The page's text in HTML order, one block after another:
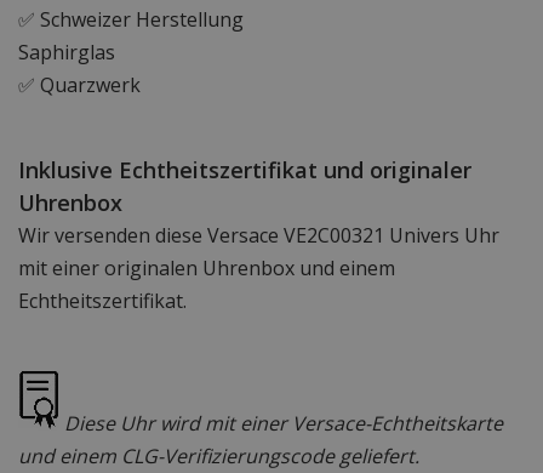
✅ Schweizer Herstellung
Saphirglas
✅ Quarzwerk
Inklusive Echtheitszertifikat und originaler
Uhrenbox
Wir versenden diese Versace VE2C00321 Univers Uhr
mit einer originalen Uhrenbox und einem
Echtheitszertifikat.
Diese Uhr wird mit einer Versace-Echtheitskarte
und einem CLG-Verifizierungscode geliefert.